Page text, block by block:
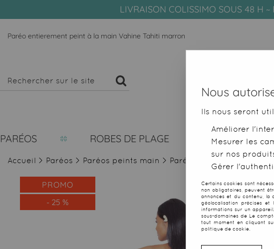
LIVRAISON COLISSIMO SOUS 48 H
Paréo entierement peint à la main Vahine Tahiti marron
PARÉOS ROBES DE PLAGE
Accueil > Paréos > Paréos peints main > Paréo Vahine Tahiti
PROMO
- 25 %
Nous
Ils nous seront
Améliorer
Mesurer les
sur nos
Gérer
Certains cookies sont
non obligatoires, peuvent
annonces et du contenu, la
géolocalisation précises
informations sur un
sous-domaines de Le
tout moment en cliquant
politique de cookie.